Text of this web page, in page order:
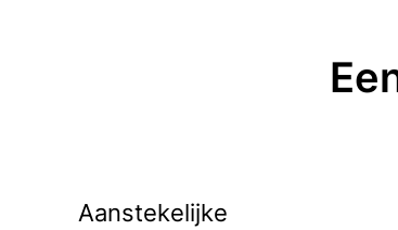
Aanstekelijke